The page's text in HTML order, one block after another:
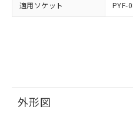
適用ソケット PYF-
外形図
マイパーツ機能
部品在庫の切り替え
月が前後することが
下記の非含有証明書
とができます。
「10」：通常の使用
質が外部に漏えいし
販売先および販
法に輸出するお
空
受注生産機